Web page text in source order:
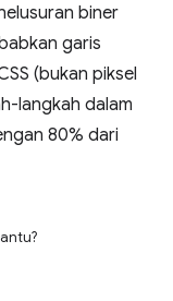
biner
garis
(bukan piksel
langkah dalam
80% dari